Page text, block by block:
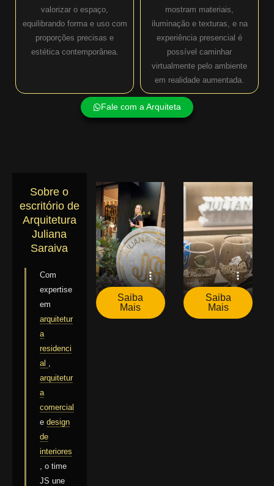
valorizar o espaço,
equilibrando forma e uso com
proporções precisas e
estética contemporânea.
mostram materiais,
iluminação e texturas, e na
experiência presencial é
possível caminhar
virtualmente pelo ambiente
em realidade aumentada.
Fale com a Arquiteta
Sobre o
escritório de
Arquitetura
Juliana
Saraiva
Com
expertise
em
arquitetur
a
residenci
al
arquitetur
a
comercial
e design
de
interiores
, o time
JS une
Saiba
Mais
Saiba
Mais